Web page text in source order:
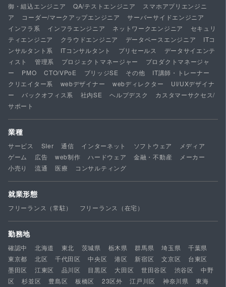
御・組込エンジニア
QA/テストエンジニア
スマホアプリエンジニ
ア
コーダー/マークアップエンジニア
サーバーサイドエンジニア
インフラ系
インフラエンジニア ネットワークエンジニア
セキュリ
ティエンジニア
クラウドエンジニア データベースエンジニア
ITコ
ンサルタント系
ITコンサルタント プリセールス
データサイエンテ
ィスト
管理系 プロジェクトマネージャー
プロダクトマネージャ
ー
PMO CTO/VPoE ブリッジSE その他
IT講師・トレーナー
クリエイター系
webデザイナー webディレクター
UI/UXデザイナ
ー
バックオフィス系 社内SE ヘルプデスク
カスタマーサクセス/
サポート
業種
サービス SIer 通信 インターネット ソフトウェア
メディア
ゲーム
広告 web制作 ハードウェア 金融・不動産
メーカー
小売り
流通 医療 コンサルティング
就業形態
フリーランス（常駐） フリーランス（在宅）
勤務地
確認中 北海道 東北 茨城県 栃木県 群馬県 埼玉県
千葉県
東京都
北区 千代田区 中央区 港区 新宿区 文京区
台東区
墨田区
江東区 品川区 目黒区 大田区 世田谷区 渋谷区
中野
区
杉並区 豊島区 板橋区 23区外 江戸川区 神奈川県
東海